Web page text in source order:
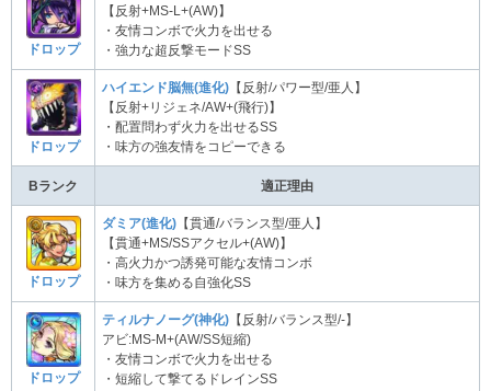
ドロップ
【反射+MS-L+(AW)】
・友情コンボで火力を出せる
・強力な超反撃モードSS
ドロップ
ハイエンド脳無(進化) 【反射/パワー型/亜人】
【反射+リジェネ/AW+(飛行)】
・配置問わず火力を出せるSS
・味方の強友情をコピーできる
Bランク 適正理由
ドロップ
ダミア(進化) 【貫通/バランス型/亜人】
【貫通+MS/SSアクセル+(AW)】
・高火力かつ誘発可能な友情コンボ
・味方を集める自強化SS
ドロップ
ティルナノーグ(神化) 【反射/バランス型/-】
アビ:MS-M+(AW/SS短縮)
・友情コンボで火力を出せる
・短縮して撃てるドレインSS